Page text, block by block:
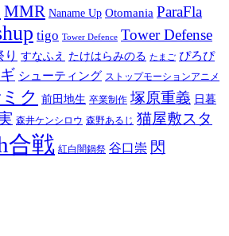
MMR Naname Up Otomania ParaFla
tigo Tower Defence Tower Defense
り すなふえ たけはらみのる たまご ぴろぴ
シューティング ストップモーションアニメ
ク 前田地生 卒業制作 塚原重義 日暮
森井ケンシロウ 森野あるじ 猫屋敷スタ
合戦 紅白闇鍋祭 谷口崇 閃